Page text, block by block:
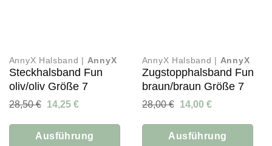
AnnyX Halsband | AnnyX
Steckhalsband Fun
oliv/oliv Größe 7
28,50€
Ursprünglicher
war:
28,50 €
14,25 €Aktueller
ist:
14,25 €.
Ausführung
AnnyX Halsband | AnnyX
Zugstopphalsband Fun
braun/braun Größe 7
28,00€
Ursprünglicher
war:
28,00 €
14,00 €Aktueller
ist:
14,00 €.
Ausführung